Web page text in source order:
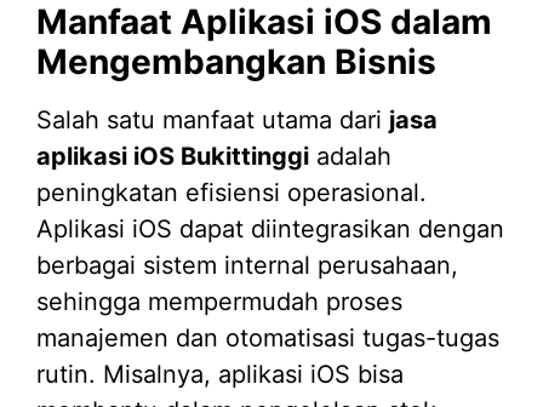
Manfaat Aplikasi iOS dalam
Mengembangkan Bisnis
Salah satu manfaat utama dari jasa
aplikasi iOS Bukittinggi adalah
peningkatan efisiensi operasional.
Aplikasi iOS dapat diintegrasikan dengan
berbagai sistem internal perusahaan,
sehingga mempermudah proses
manajemen dan otomatisasi tugas-tugas
rutin. Misalnya, aplikasi iOS bisa